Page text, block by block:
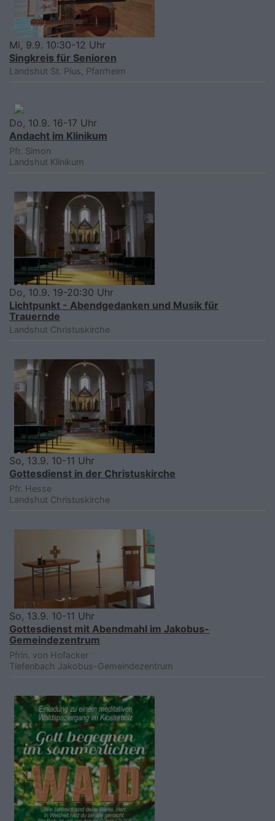
Mi, 9.9. 10:30-12 Uhr
Singkreis für Senioren
Landshut St. Pius, Pfarrheim
Do, 10.9. 16-17 Uhr
Andacht im Klinikum
Pfr. Simon
Landshut Klinikum
Do, 10.9. 19-20:30 Uhr
Lichtpunkt - Abendgedanken und Musik für
Trauernde
Landshut Christuskirche
So, 13.9. 10-11 Uhr
Gottesdienst in der Christuskirche
Pfr. Hesse
Landshut Christuskirche
So, 13.9. 10-11 Uhr
Gottesdienst mit Abendmahl im Jakobus-
Gemeindezentrum
Pfrin. von Hofacker
Tiefenbach Jakobus-Gemeindezentrum